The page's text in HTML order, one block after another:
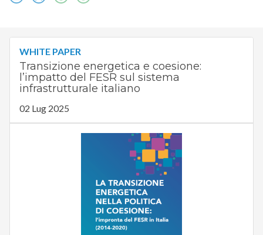
WHITE PAPER
Transizione energetica e coesione:
l’impatto del FESR sul sistema
infrastrutturale italiano
02 Lug 2025